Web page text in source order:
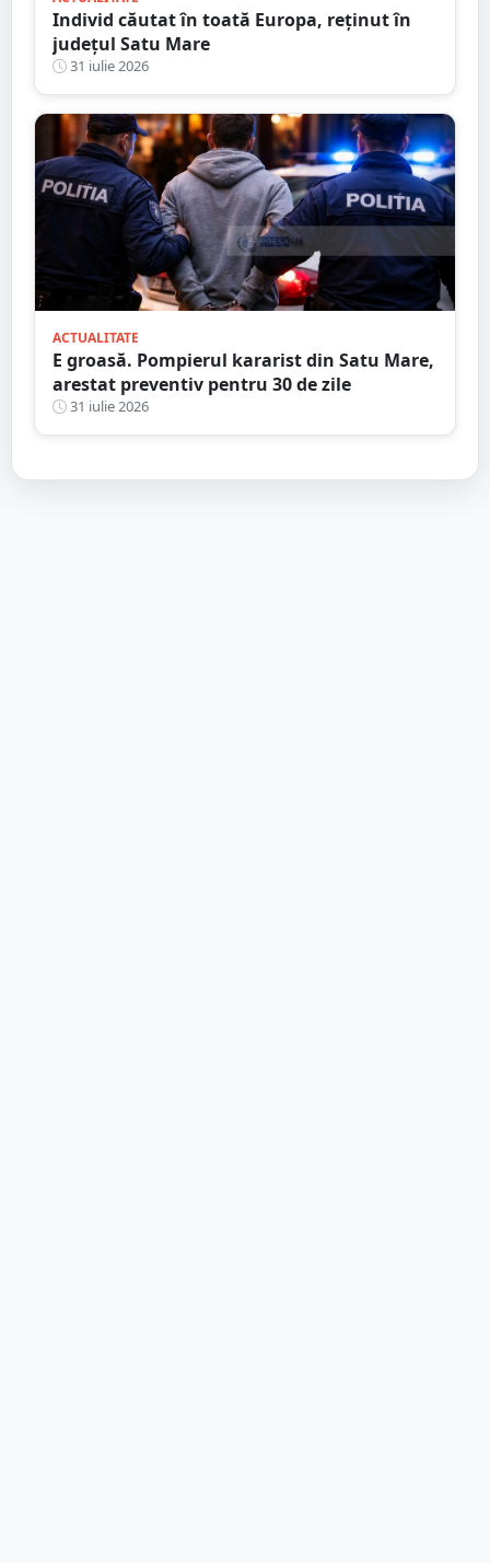
Individ căutat în toată Europa, reținut în
județul Satu Mare
31 iulie 2026
ACTUALITATE
E groasă. Pompierul kararist din Satu Mare,
arestat preventiv pentru 30 de zile
31 iulie 2026